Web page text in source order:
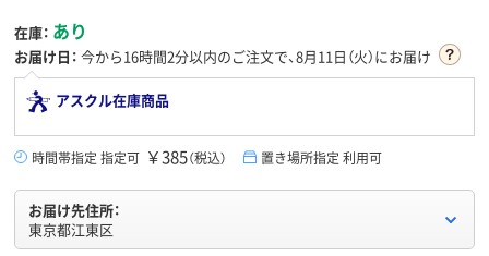
在庫： あり
お届け日： 今から16時間2分以内のご注文で、8月11日（火）にお届け
アスクル在庫商品
時間帯指定 指定可 ￥385（税込） 置き場所指定 利用可
お届け先住所：
東京都江東区